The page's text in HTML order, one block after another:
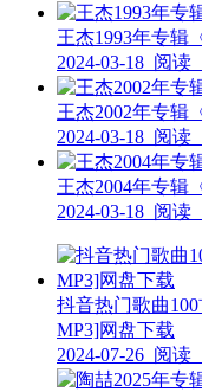
王杰1993年专辑
2024-03-18 阅读
王杰2002年专辑
2024-03-18 阅读
王杰2004年专辑
2024-03-18 阅读
抖音热门歌曲
MP3]网盘下载
2024-07-26 阅读